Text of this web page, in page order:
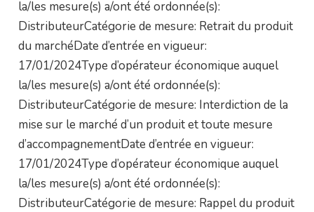
la/les mesure(s) a/ont été ordonnée(s):
DistributeurCatégorie de mesure: Retrait du produit
du marchéDate d’entrée en vigueur:
17/01/2024Type d’opérateur économique auquel
la/les mesure(s) a/ont été ordonnée(s):
DistributeurCatégorie de mesure: Interdiction de la
mise sur le marché d’un produit et toute mesure
d’accompagnementDate d’entrée en vigueur:
17/01/2024Type d’opérateur économique auquel
la/les mesure(s) a/ont été ordonnée(s):
DistributeurCatégorie de mesure: Rappel du produit